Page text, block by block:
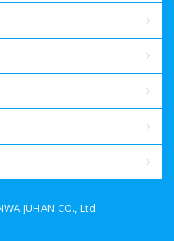
JUHAN CO., Ltd